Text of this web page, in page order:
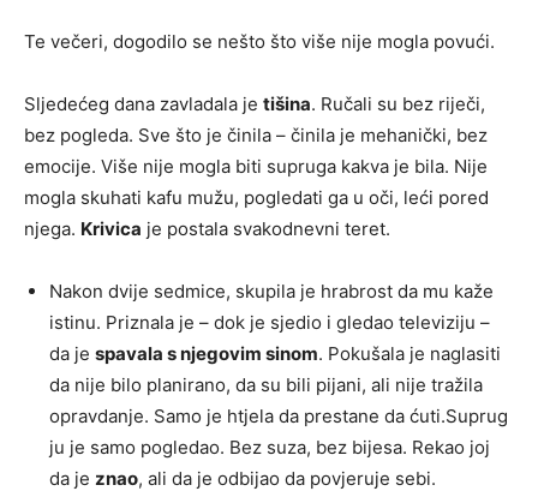
Te večeri, dogodilo se nešto što više nije mogla povući.
Sljedećeg dana zavladala je tišina. Ručali su bez riječi,
bez pogleda. Sve što je činila – činila je mehanički, bez
emocije. Više nije mogla biti supruga kakva je bila. Nije
mogla skuhati kafu mužu, pogledati ga u oči, leći pored
njega. Krivica je postala svakodnevni teret.
Nakon dvije sedmice, skupila je hrabrost da mu kaže
istinu. Priznala je – dok je sjedio i gledao televiziju –
da je spavala s njegovim sinom. Pokušala je naglasiti
da nije bilo planirano, da su bili pijani, ali nije tražila
opravdanje. Samo je htjela da prestane da ćuti.Suprug
ju je samo pogledao. Bez suza, bez bijesa. Rekao joj
da je znao, ali da je odbijao da povjeruje sebi.